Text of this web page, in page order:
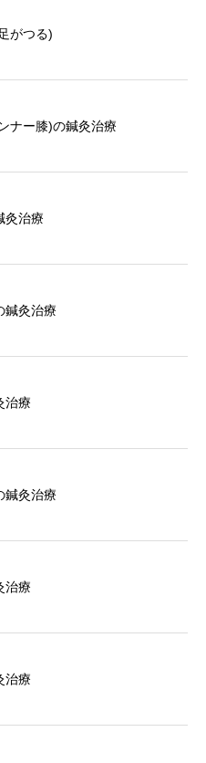
がつる)
ナー膝)の鍼灸治療
灸治療
鍼灸治療
治療
鍼灸治療
治療
治療